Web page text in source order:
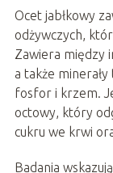
Ocet jabłkowy
odżywczych,
Zawiera między
a także
fosfor i krzem.
octowy, który
cukru we krwi
Badania